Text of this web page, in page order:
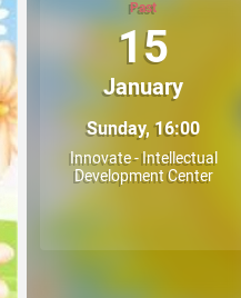
Past
15
January
Sunday, 16:00
Innovate - Intellectual
Development Center